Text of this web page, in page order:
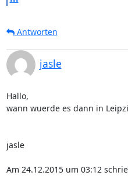
Antworten
jasle
Hallo,
wann wuerde es dann in
jasle
Am 24.12.2015 um 03:12